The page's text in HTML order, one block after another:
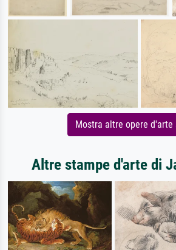
Mostra altre opere d'arte
Altre stampe d'arte di